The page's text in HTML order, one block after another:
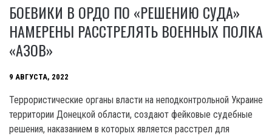
БОЕВИКИ В ОРДО ПО «РЕШЕНИЮ СУДА»
НАМЕРЕНЫ РАССТРЕЛЯТЬ ВОЕННЫХ ПОЛКА
«АЗОВ»
9 АВГУСТА, 2022
Террористические органы власти на неподконтрольной Украине
территории Донецкой области, создают фейковые судебные
решения, наказанием в которых является расстрел для